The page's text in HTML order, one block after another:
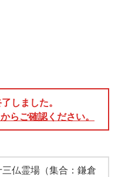
しました。
らご確認ください。
仏霊場（集合：鎌倉